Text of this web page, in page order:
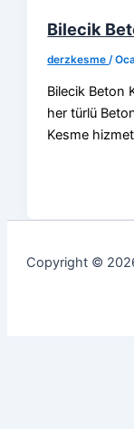
Bilecik
derzkesme /
Bilecik Beton
her türlü
Kesme
Copyright ©